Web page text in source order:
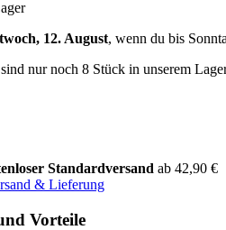
12. August, wenn du bis
nur noch 8 Stück in unserem
Standardversand ab 42,90 €
& Lieferung
Vorteile